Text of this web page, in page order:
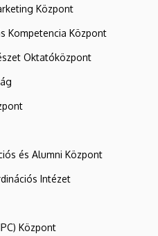
Központ
Kompetencia Központ
Oktatóközpont
és Alumni Központ
Intézet
Központ